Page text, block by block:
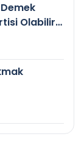
Olabilir